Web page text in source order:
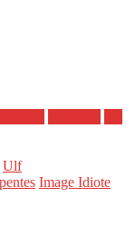
Ulf
Image Idiote